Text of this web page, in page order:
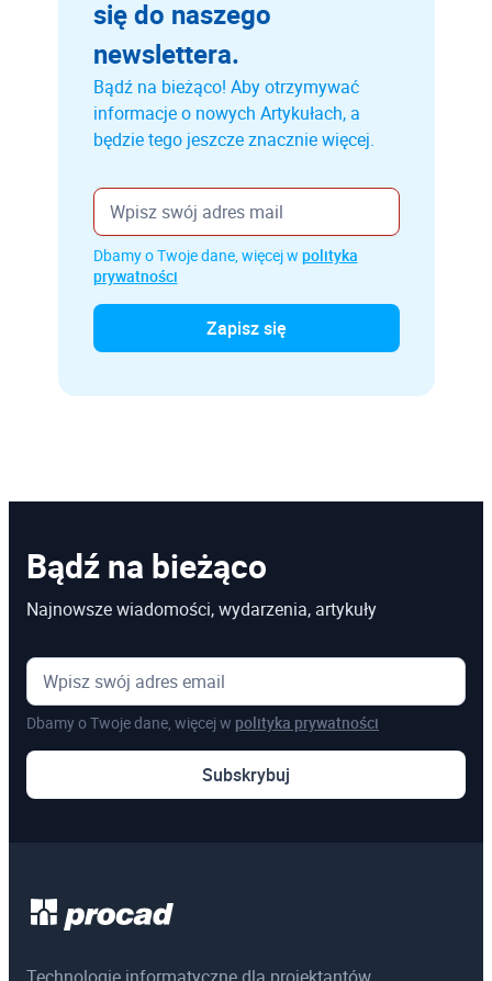
się do naszego
newslettera.
Bądź na bieżąco! Aby otrzymywać
informacje o nowych Artykułach, a
będzie tego jeszcze znacznie więcej.
Dbamy o Twoje dane, więcej w polityka
prywatności
Bądź na bieżąco
Najnowsze wiadomości, wydarzenia, artykuły
Dbamy o Twoje dane, więcej w polityka prywatności
Subskrybuj